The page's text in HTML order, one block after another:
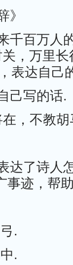
千百万人
，万里
表达自己
己写的话.
，不教胡
达了诗人
事迹，帮
.
.